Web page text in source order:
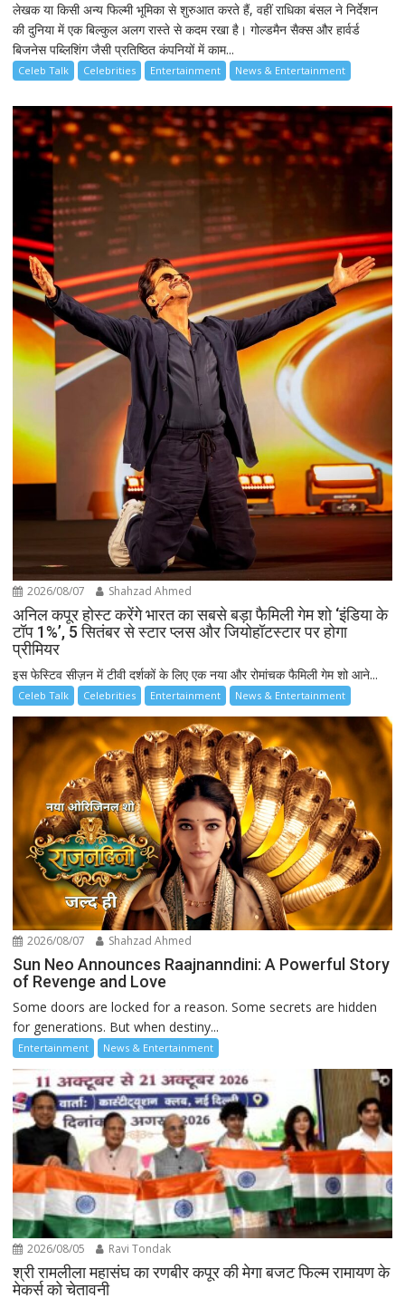
लेखक या किसी अन्य फिल्मी भूमिका से शुरुआत करते हैं, वहीं राधिका बंसल ने निर्देशन
की दुनिया में एक बिल्कुल अलग रास्ते से कदम रखा है। गोल्डमैन सैक्स और हार्वर्ड
बिजनेस पब्लिशिंग जैसी प्रतिष्ठित कंपनियों में काम...
Celeb Talk Celebrities Entertainment News & Entertainment
2026/08/07 Shahzad Ahmed
अनिल कपूर होस्ट करेंगे भारत का सबसे बड़ा फैमिली गेम शो ‘इंडिया के
टॉप 1%’, 5 सितंबर से स्टार प्लस और जियोहॉटस्टार पर होगा
प्रीमियर
इस फेस्टिव सीज़न में टीवी दर्शकों के लिए एक नया और रोमांचक फैमिली गेम शो आने...
Celeb Talk Celebrities Entertainment News & Entertainment
2026/08/07 Shahzad Ahmed
Sun Neo Announces Raajnanndini: A Powerful Story
of Revenge and Love
Some doors are locked for a reason. Some secrets are hidden
for generations. But when destiny...
Entertainment News & Entertainment
2026/08/05 Ravi Tondak
श्री रामलीला महासंघ का रणबीर कपूर की मेगा बजट फिल्म रामायण के
मेकर्स को चेतावनी